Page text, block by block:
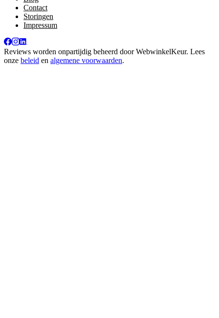
Contact
Storingen
Impressum
Reviews worden onpartijdig beheerd doorWebwinkelKeur. Lees
onze beleid en algemene voorwaarden.